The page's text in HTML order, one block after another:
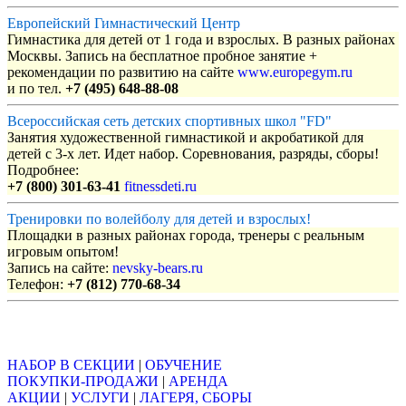
Европейский Гимнастический Центр
Гимнастика для детей от 1 года и взрослых. В разных районах
Москвы. Запись на бесплатное пробное занятие +
рекомендации по развитию на сайте www.europegym.ru
и по тел. +7 (495) 648-88-08
Всероссийская сеть детских спортивных школ "FD"
Занятия художественной гимнастикой и акробатикой для
детей с 3-х лет. Идет набор. Соревнования, разряды, сборы!
Подробнее:
+7 (800) 301-63-41 fitnessdeti.ru
Тренировки по волейболу для детей и взрослых!
Площадки в разных районах города, тренеры с реальным
игровым опытом!
Запись на сайте: nevsky-bears.ru
Телефон: +7 (812) 770-68-34
НАБОР В СЕКЦИИ | ОБУЧЕНИЕ
ПОКУПКИ-ПРОДАЖИ | АРЕНДА
АКЦИИ | УСЛУГИ | ЛАГЕРЯ, СБОРЫ